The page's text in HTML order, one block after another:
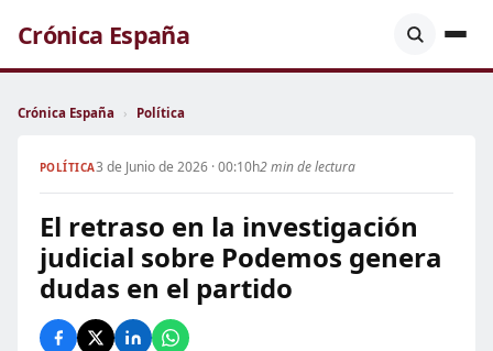
Crónica España
Crónica España › Política
POLÍTICA3 de Junio de 2026 · 00:10h2 min de lectura
El retraso en la investigación
judicial sobre Podemos genera
dudas en el partido